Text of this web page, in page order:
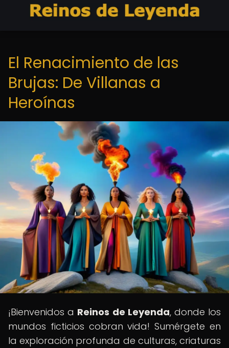
El Renacimiento de las
Brujas: De Villanas a
Heroínas
¡Bienvenidos a Reinos de Leyenda, donde los
mundos ficticios cobran vida! Sumérgete en
la exploración profunda de culturas, criaturas